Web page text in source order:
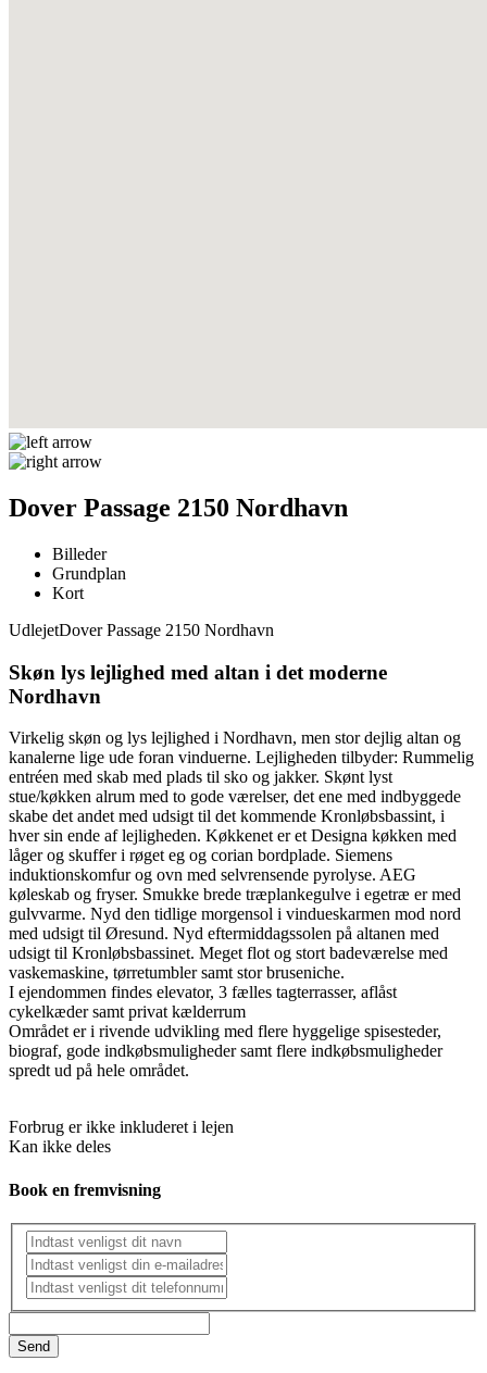
Dover Passage 2150 Nordhavn
Billeder
Grundplan
Kort
UdlejetDover Passage 2150 Nordhavn
Skøn lys lejlighed med altan i det moderne
Nordhavn
Virkelig skøn og lys lejlighed i Nordhavn, men stor dejlig altan og
kanalerne lige ude foran vinduerne. Lejligheden tilbyder: Rummelig
entréen med skab med plads til sko og jakker. Skønt lyst
stue/køkken alrum med to gode værelser, det ene med indbyggede
skabe det andet med udsigt til det kommende Kronløbsbassint, i
hver sin ende af lejligheden. Køkkenet er et Designa køkken med
låger og skuffer i røget eg og corian bordplade. Siemens
induktionskomfur og ovn med selvrensende pyrolyse. AEG
køleskab og fryser. Smukke brede træplankegulve i egetræ er med
gulvvarme. Nyd den tidlige morgensol i vindueskarmen mod nord
med udsigt til Øresund. Nyd eftermiddagssolen på altanen med
udsigt til Kronløbsbassinet. Meget flot og stort badeværelse med
vaskemaskine, tørretumbler samt stor bruseniche.
I ejendommen findes elevator, 3 fælles tagterrasser, aflåst
cykelkæder samt privat kælderrum
Området er i rivende udvikling med flere hyggelige spisesteder,
biograf, gode indkøbsmuligheder samt flere indkøbsmuligheder
spredt ud på hele området.
Forbrug er ikke inkluderet i lejen
Kan ikke deles
Book en fremvisning